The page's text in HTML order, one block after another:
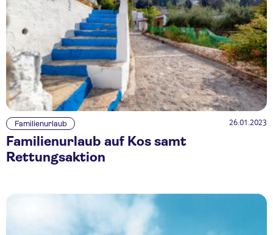
Familienurlaub 26.01.2023
Familienurlaub auf Kos samt
Rettungsaktion